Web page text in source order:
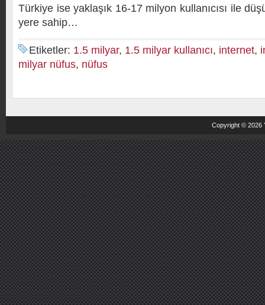
Türkiye ise yaklaşık 16-17 milyon kullanıcısı ile
yere sahip…
Etiketler: 1.5 milyar, 1.5 milyar kullanıcı, internet,
milyar nüfus, nüfus
Copyright © 2026